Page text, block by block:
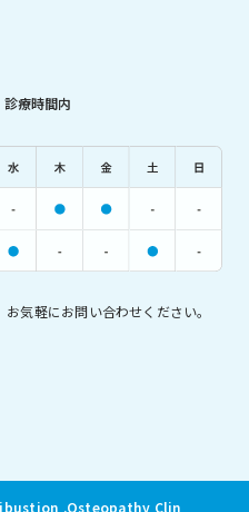
療時間内
気軽にお問い合わせください。
.Osteopathy Clinic